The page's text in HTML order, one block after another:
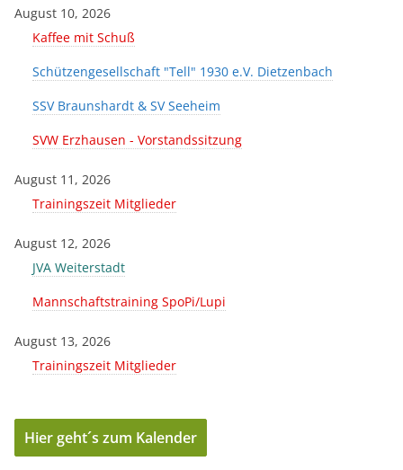
August 10, 2026
Kaffee mit Schuß
Schützengesellschaft "Tell" 1930 e.V. Dietzenbach
SSV Braunshardt & SV Seeheim
SVW Erzhausen - Vorstandssitzung
August 11, 2026
Trainingszeit Mitglieder
August 12, 2026
JVA Weiterstadt
Mannschaftstraining SpoPi/Lupi
August 13, 2026
Trainingszeit Mitglieder
Hier geht´s zum Kalender